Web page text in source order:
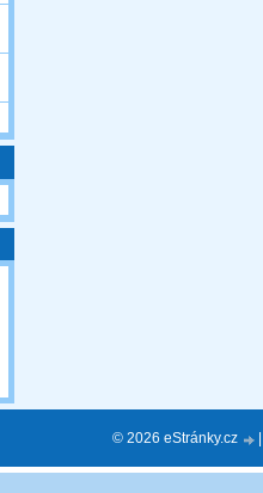
© 2026 eStránky.cz